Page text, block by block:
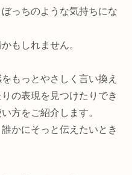
っちのような気持ちにな
もしれません。
もっとやさしく言い換え
の表現を見つけたりでき
方をご紹介します。
かにそっと伝えたいとき